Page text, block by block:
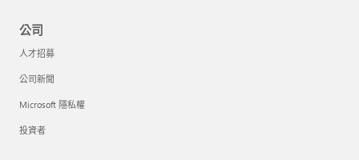
公司
人才招募
公司新聞
Microsoft 隱私權
投資者